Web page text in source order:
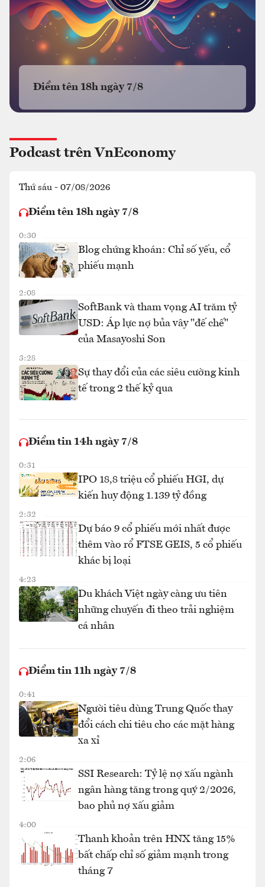
Điểm tên 18h ngày 7/8
Podcast trên VnEconomy
Thứ sáu - 07/08/2026
Điểm tên 18h ngày 7/8
0:30
Blog chứng khoán: Chỉ số yếu, cổ
phiếu mạnh
2:08
SoftBank và tham vọng AI trăm tỷ
USD: Áp lực nợ bủa vây "đế chế"
của Masayoshi Son
3:28
Sự thay đổi của các siêu cường kinh
tế trong 2 thế kỷ qua
Điểm tin 14h ngày 7/8
0:31
IPO 18,8 triệu cổ phiếu HGI, dự
kiến huy động 1.139 tỷ đồng
2:32
Dự báo 9 cổ phiếu mới nhất được
thêm vào rổ FTSE GEIS, 5 cổ phiếu
khác bị loại
4:23
Du khách Việt ngày càng ưu tiên
những chuyến đi theo trải nghiệm
cá nhân
Điểm tin 11h ngày 7/8
0:41
Người tiêu dùng Trung Quốc thay
đổi cách chi tiêu cho các mặt hàng
xa xỉ
2:06
SSI Research: Tỷ lệ nợ xấu ngành
ngân hàng tăng trong quý 2/2026,
bao phủ nợ xấu giảm
4:00
Thanh khoản trên HNX tăng 15%
bất chấp chỉ số giảm mạnh trong
tháng 7